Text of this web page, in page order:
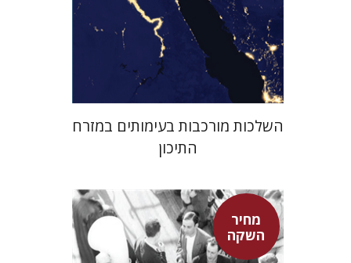
מחיר השקה
$29
השלכות מורכבות בעימותים במזרח
התיכון
מחיר
השקה